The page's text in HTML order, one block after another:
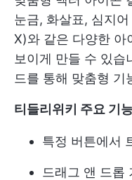
눈금, 화살표, 심지
X)와 같은 다양한 아
보이게 만들 수 있습
드를 통해 맞춤형 기
티들리위키 주요 기
특정 버튼에서
드래그 앤 드롭